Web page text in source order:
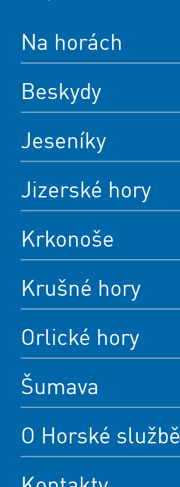
Na horách
Beskydy
Jeseníky
Jizerské hory
Krkonoše
Krušné hory
Orlické hory
Šumava
O Horské službě